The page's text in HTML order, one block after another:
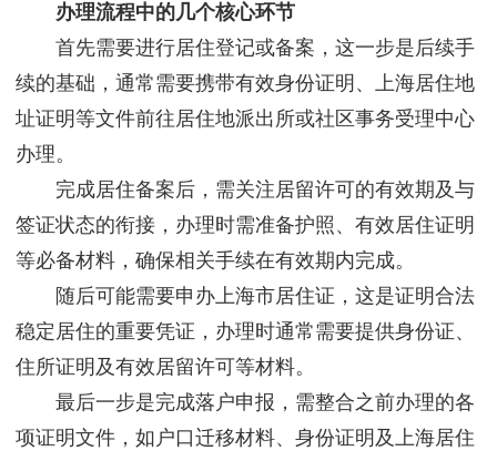
办理流程中的几个核心环节
首先需要进行居住登记或备案，这一步是后续手
续的基础，通常需要携带有效身份证明、上海居住地
址证明等文件前往居住地派出所或社区事务受理中心
办理。
完成居住备案后，需关注居留许可的有效期及与
签证状态的衔接，办理时需准备护照、有效居住证明
等必备材料，确保相关手续在有效期内完成。
随后可能需要申办上海市居住证，这是证明合法
稳定居住的重要凭证，办理时通常需要提供身份证、
住所证明及有效居留许可等材料。
最后一步是完成落户申报，需整合之前办理的各
项证明文件，如户口迁移材料、身份证明及上海居住